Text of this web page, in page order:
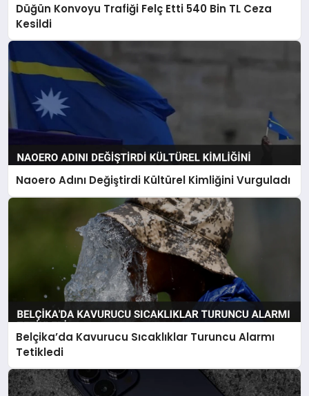
Düğün Konvoyu Trafiği Felç Etti 540 Bin TL Ceza
Kesildi
Naoero Adını Değiştirdi Kültürel Kimliğini Vurguladı
Belçika’da Kavurucu Sıcaklıklar Turuncu Alarmı
Tetikledi